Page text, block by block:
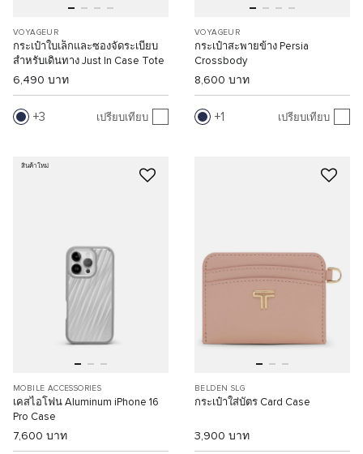
VOYAGEUR
กระเป๋าใบเล็กและซองจัดระเบียบ
สำหรับเดินทาง Just In Case Tote
6,490 บาท
3 เปรียบเทียบ
VOYAGEUR
กระเป๋าสะพายข้าง Persia
Crossbody
8,600 บาท
1 เปรียบเทียบ
สินค้าใหม่
MOBILE ACCESSORIES
เคสไอโฟน Aluminum iPhone 16
Pro Case
7,600 บาท
BELDEN SLG
กระเป๋าใส่บัตร Card Case
3,900 บาท